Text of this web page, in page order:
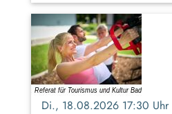
Di., 18.08.2026 17:30 Uhr